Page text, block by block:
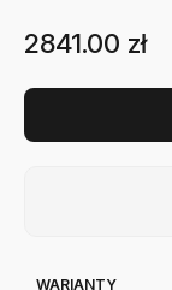
2841.00 zł
WARIANTY